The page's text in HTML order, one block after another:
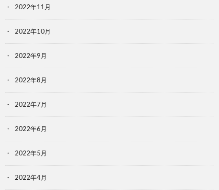
2022年11月
2022年10月
2022年9月
2022年8月
2022年7月
2022年6月
2022年5月
2022年4月